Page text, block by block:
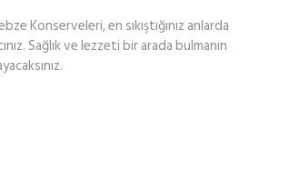
Konserveleri, en sıkıştığınız anlarda
Sağlık ve lezzeti bir arada bulmanın